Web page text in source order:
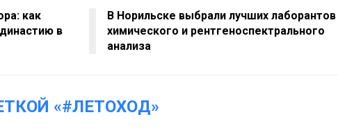
как
в
В Норильске выбрали лучших лаборантов
химического и рентгеноспектрального
анализа
«#ЛЕТОХОД»